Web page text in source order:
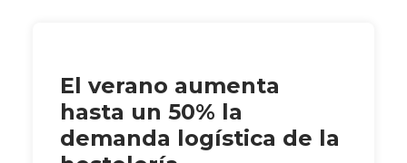
El verano aumenta
hasta un 50% la
demanda logística de la